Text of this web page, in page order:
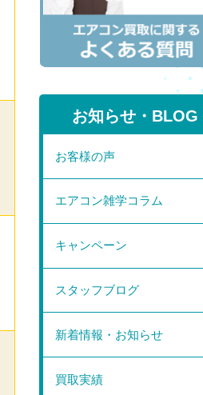
お知らせ・BLOG
お客様の声
エアコン雑学コラム
キャンペーン
スタッフブログ
新着情報・お知らせ
買取実績